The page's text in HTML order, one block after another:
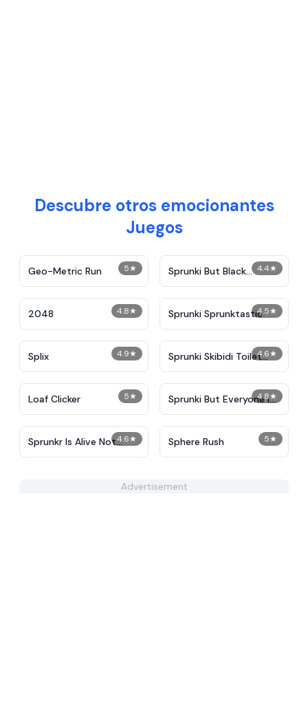
Descubre otros emocionantes
Juegos
5★
Geo-Metric Run 4.4★
Sprunki But Black
Replace with Sakta
4.8★
2048 4.5★
Sprunki Sprunktastic
4.9★
Splix 4.6★
Sprunki Skibidi Toilet
Remake 4.5
5★
Loaf Clicker 4.8★
Sprunki But Everyone is
Big
4.6★
Sprunkr Is Alive Not
Dead
5★
Sphere Rush
Advertisement